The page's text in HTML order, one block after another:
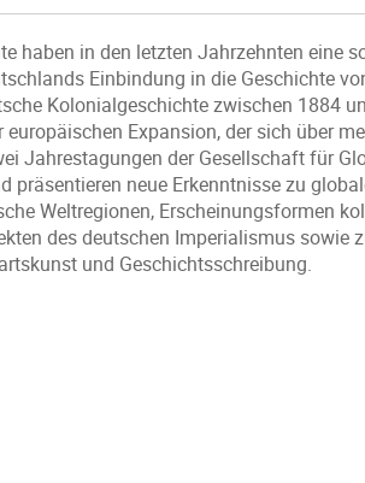
haben in den letzten Jahrzehnten eine
Einbindung in die Geschichte
Kolonialgeschichte zwischen 1884
Expansion, der sich über
Jahrestagungen der Gesellschaft für
präsentieren neue Erkenntnisse zu
Weltregionen, Erscheinungsformen
des deutschen Imperialismus sowie
und Geschichtsschreibung.